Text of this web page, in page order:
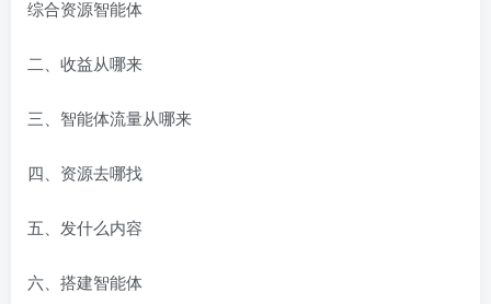
综合资源智能体
二、收益从哪来
三、智能体流量从哪来
四、资源去哪找
五、发什么内容
六、搭建智能体